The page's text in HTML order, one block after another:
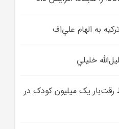
به الهام علي‌اف
خليلي
يک ميليون کودک در